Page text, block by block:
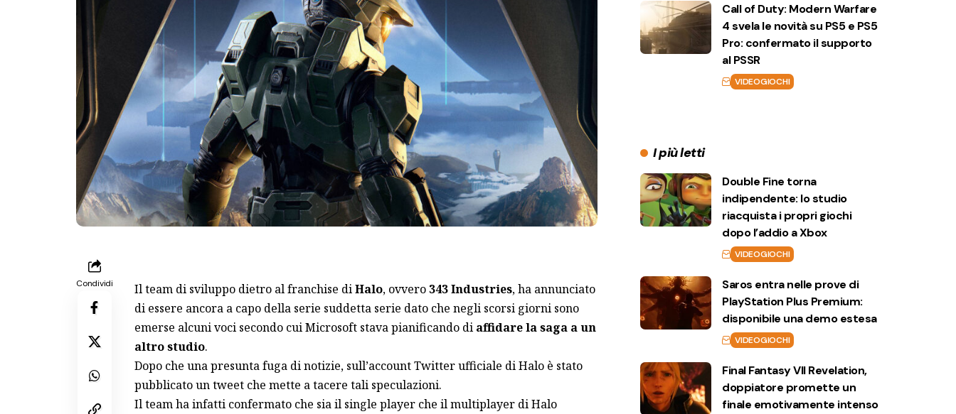
Condividi Il team di sviluppo dietro al franchise diHalo, ovvero 343 Industries, ha annunciato
di essere ancora a capo della serie suddetta serie dato che negli scorsi giorni sono
emerse alcuni voci secondo cui Microsoft stava pianificando diaffidare la saga a un
altro studio.
Dopo che una presunta fuga di notizie, sull’account Twitter ufficiale di Halo è stato
pubblicato un tweet che mette a tacere tali speculazioni.
Il team ha infatti confermato che sia il single player che il multiplayer di Halo
Call of Duty: Modern Warfare
4 svela le novità su PS5 e PS5
Pro: confermato il supporto
al PSSR
VIDEOGIOCHI
I più letti
Double Fine torna
indipendente: lo studio
riacquista i propri giochi
dopo l’addio a Xbox
VIDEOGIOCHI
Saros entra nelle prove di
PlayStation Plus Premium:
disponibile una demo estesa
VIDEOGIOCHI
Final Fantasy VII Revelation,
doppiatore promette un
finale emotivamente intenso